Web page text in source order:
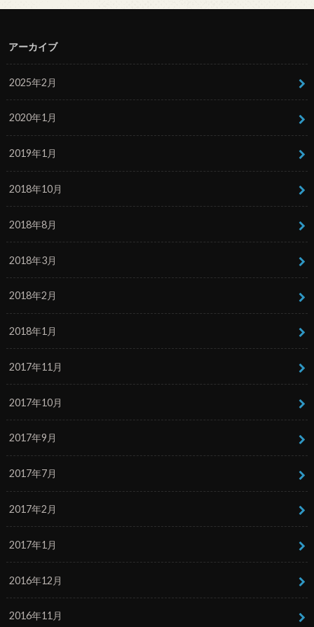
アーカイブ
2025年2月
2020年1月
2019年1月
2018年10月
2018年8月
2018年3月
2018年2月
2018年1月
2017年11月
2017年10月
2017年9月
2017年7月
2017年2月
2017年1月
2016年12月
2016年11月